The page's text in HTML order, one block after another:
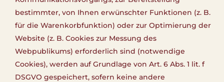
bestimmter, von Ihnen erwünschter Funktionen (z. B.
für die Warenkorbfunktion) oder zur Optimierung der
Website (z. B. Cookies zur Messung des
Webpublikums) erforderlich sind (notwendige
Cookies), werden auf Grundlage von Art. 6 Abs. 1 lit. f
DSGVO gespeichert, sofern keine andere